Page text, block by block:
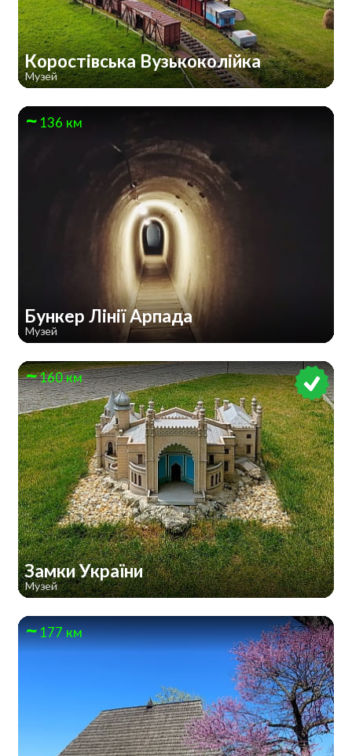
Коростівська Вузькоколійка
Музей
136 км
Бункер Лінії Арпада
Музей
160 км
Замки України
Музей
177 км